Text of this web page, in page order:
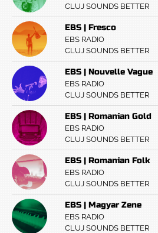
CLUJ SOUNDS BETTER
EBS | Fresco
EBS RADIO
CLUJ SOUNDS BETTER
EBS | Nouvelle Vague
EBS RADIO
CLUJ SOUNDS BETTER
EBS | Romanian Gold
EBS RADIO
CLUJ SOUNDS BETTER
EBS | Romanian Folk
EBS RADIO
CLUJ SOUNDS BETTER
EBS | Magyar Zene
EBS RADIO
CLUJ SOUNDS BETTER